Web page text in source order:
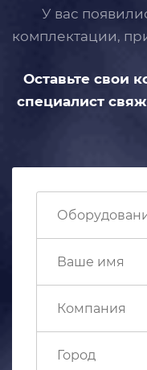
У вас
комплектации,
Оставьте свои
специалист